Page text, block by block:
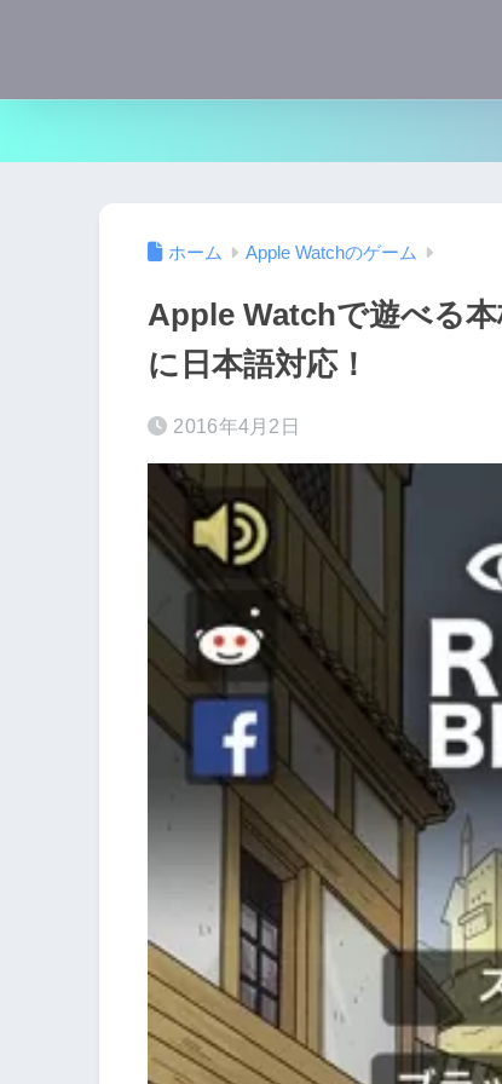
ホーム Apple Watchのゲーム
Apple Watchで遊べる
に日本語対応！
2016年4月2日